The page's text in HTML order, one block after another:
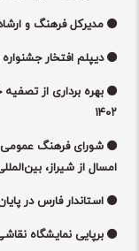
مدیرکل فرهنگ و
دیپلم افتخار جشنواره
بهره برداری از
۱۴۰۲
شورای فرهنگ عمومی
امسال از شیراز،
استاندار فارس در
برپایی نمایشگاه